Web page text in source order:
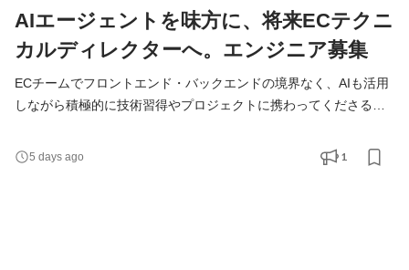
AIエージェントを味方に、将来ECテクニ
カルディレクターへ。エンジニア募集
ECチームでフロントエンド・バックエンドの境界なく、AIも活用
しながら積極的に技術習得やプロジェクトに携わってくださるエ
どの上流工程をリードする、テクニカルディレクターを目指した
5 days ago 1